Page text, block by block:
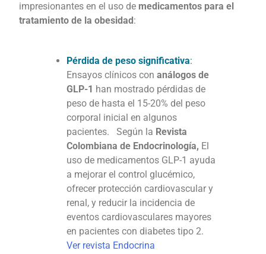
impresionantes en el uso de medicamentos para el
tratamiento de la obesidad :
Pérdida de peso significativa:
Ensayos clínicos con análogos de
GLP-1 han mostrado pérdidas de
peso de hasta el 15-20% del peso
corporal inicial en algunos
pacientes. Según la Revista
Colombiana de Endocrinología, El
uso de medicamentos GLP-1 ayuda
a mejorar el control glucémico,
ofrecer protección cardiovascular y
renal, y reducir la incidencia de
eventos cardiovasculares mayores
en pacientes con diabetes tipo 2​.
Ver revista Endocrina